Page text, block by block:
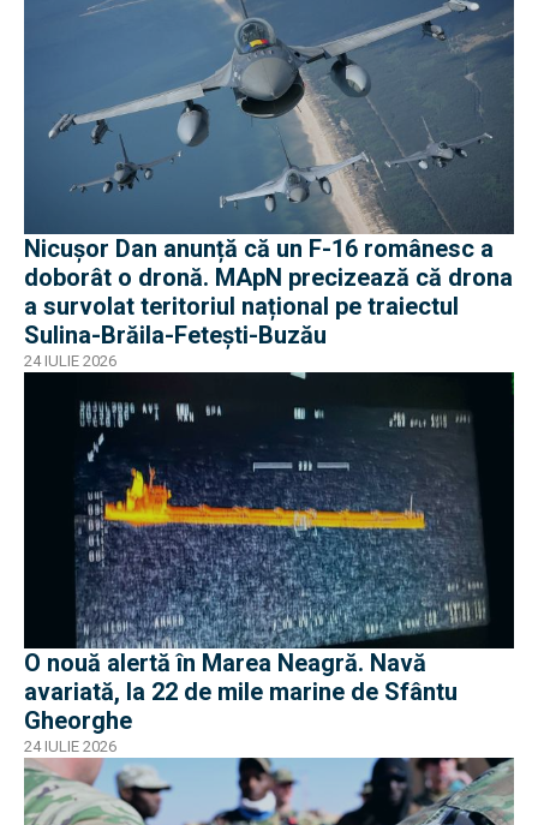
Nicușor Dan anunță că un F-16 românesc a
doborât o dronă. MApN precizează că drona
a survolat teritoriul național pe traiectul
Sulina-Brăila-Fetești-Buzău
24 IULIE 2026
O nouă alertă în Marea Neagră. Navă
avariată, la 22 de mile marine de Sfântu
Gheorghe
24 IULIE 2026